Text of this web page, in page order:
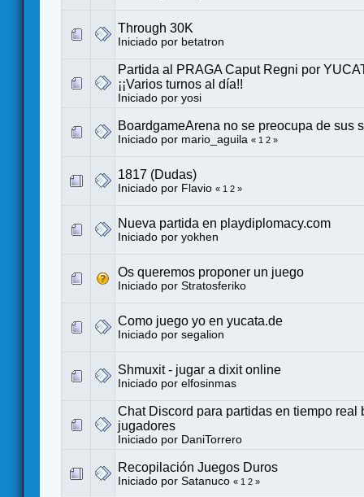
Through 30K
Iniciado por betatron
Partida al PRAGA Caput Regni por
¡¡Varios turnos al día!!
Iniciado por yosi
BoardgameArena no se preocupa de sus
Iniciado por mario_aguila « 1 2 »
1817 (Dudas)
Iniciado por Flavio « 1 2 »
Nueva partida en playdiplomacy.com
Iniciado por yokhen
Os queremos proponer un juego
Iniciado por Stratosferiko
Como juego yo en yucata.de
Iniciado por segalion
Shmuxit - jugar a dixit online
Iniciado por elfosinmas
Chat Discord para partidas en tiempo real
jugadores
Iniciado por DaniTorrero
Recopilación Juegos Duros
Iniciado por Satanuco « 1 2 »